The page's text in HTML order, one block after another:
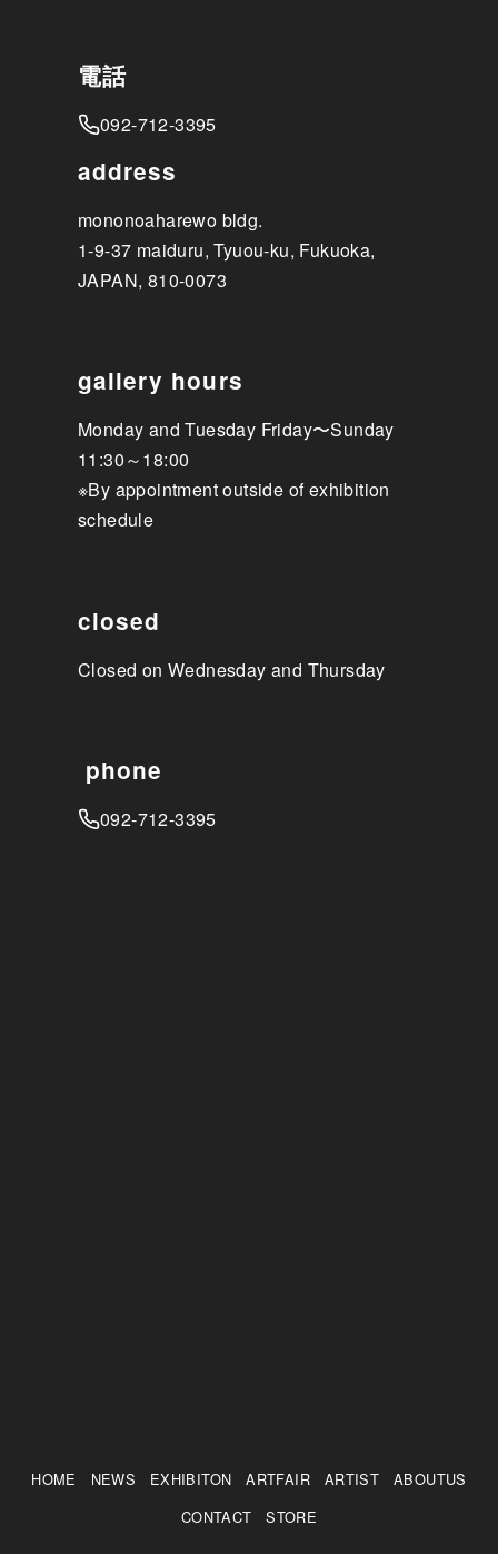
電話
092-712-3395
address
mononoaharewo bldg.
1-9-37 maiduru, Tyuou-ku, Fukuoka,
JAPAN, 810-0073
gallery hours
Monday and Tuesday Friday〜Sunday
11:30～18:00
※By appointment outside of exhibition
schedule
closed
Closed on Wednesday and Thursday
phone
092-712-3395
HOME NEWS EXHIBITON ARTFAIR ARTIST
ABOUTUS
CONTACT
STORE